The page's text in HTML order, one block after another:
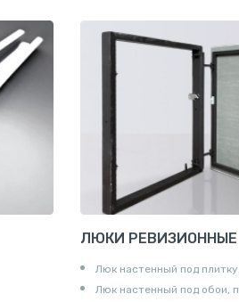
ЛЮКИ РЕВИЗИОННЫЕ
Люк настенный под
Люк настенный под обои,